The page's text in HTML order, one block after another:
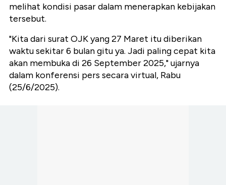
melihat kondisi pasar dalam menerapkan kebijakan
tersebut.
"Kita dari surat OJK yang 27 Maret itu diberikan
waktu sekitar 6 bulan gitu ya. Jadi paling cepat kita
akan membuka di 26 September 2025," ujarnya
dalam konferensi pers secara virtual, Rabu
(25/6/2025).